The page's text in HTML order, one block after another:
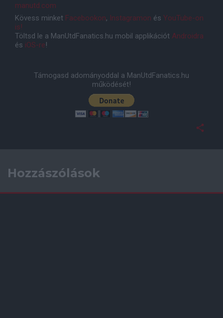
manutd.com
Kövess minket Facebookon, Instagramon és YouTube-on
is!
Töltsd le a ManUtdFanatics.hu mobil applikációt Androidra
és iOS-re!
Támogasd adományoddal a ManUtdFanatics.hu
működését!
Hozzászólások